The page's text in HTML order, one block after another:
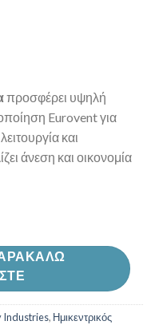
προσφέρει υψηλή
Eurovent για
και
άνεση και οικονομία
Industries, Ημικεντρικός